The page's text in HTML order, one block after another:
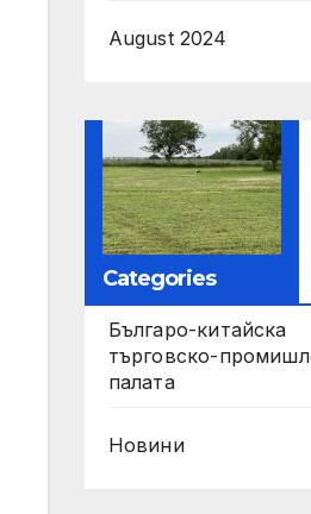
August 2024
Categories
Българо-китайска
търговско-
палата
Новини